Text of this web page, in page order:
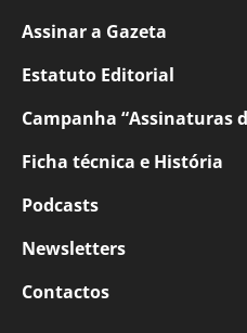
Assinar a Gazeta
Estatuto Editorial
Campanha “Assinaturas
Ficha técnica e História
Podcasts
Newsletters
Contactos